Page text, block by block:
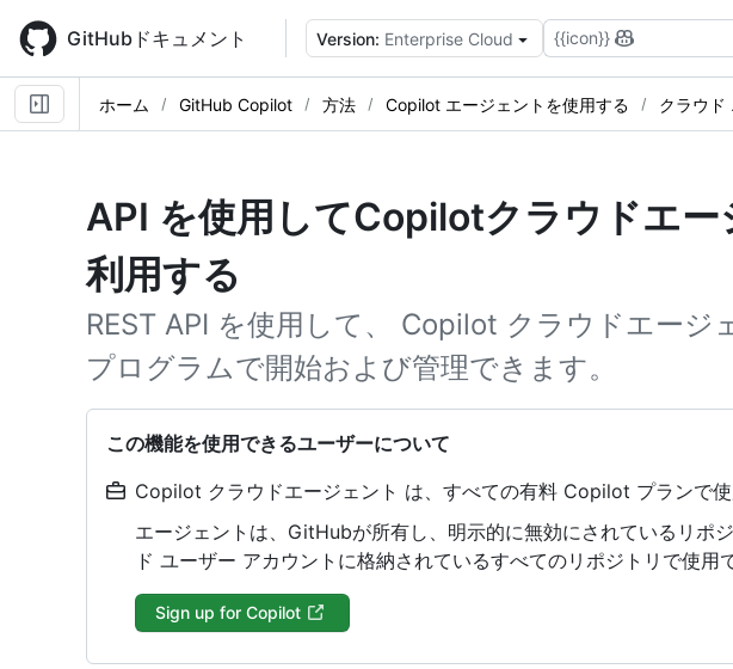
main
content
GitHubドキュメント Version: Enterprise Cloud {{icon}}
ホーム GitHub Copilot 方法 Copilot エージェントを使用する クラウド
API を使用してCopilotクラウドエー
利用する
REST API を使用して、 Copilot クラウドエージ
プログラムで開始および管理できます。
この機能を使用できるユーザーについて
Copilot クラウドエージェント は、すべての有料 Copilot プランで使
エージェントは、GitHubが所有し、明示的に無効にされているリポ
ド ユーザー アカウントに格納されているすべてのリポジトリで使用
Sign up for Copilot